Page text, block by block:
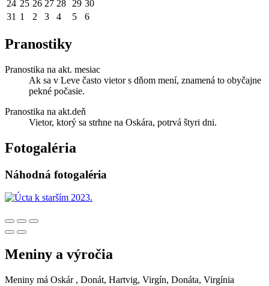
24 25 26 27 28 29 30
31 1 2 3 4 5 6
Pranostiky
Pranostika na akt. mesiac
Ak sa v Leve často vietor s dňom mení, znamená to obyčajne
pekné počasie.
Pranostika na akt.deň
Vietor, ktorý sa strhne na Oskára, potrvá štyri dni.
Fotogaléria
Náhodná fotogaléria
Meniny a výročia
Meniny má Oskár , Donát, Hartvig, Virgín, Donáta, Virgínia